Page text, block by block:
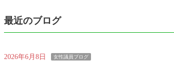
最近のブログ
2026年6月8日 女性議員ブログ